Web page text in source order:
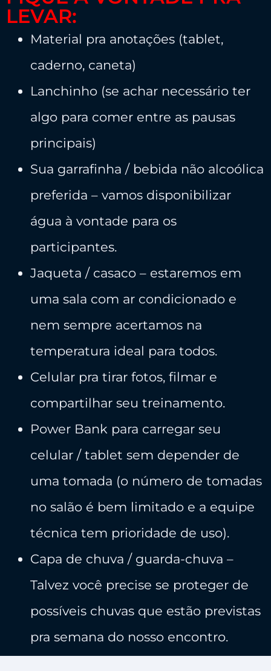
LEVAR:
Material pra anotações (tablet,
caderno, caneta)
Lanchinho (se achar necessário ter
algo para comer entre as pausas
principais)
Sua garrafinha / bebida não alcoólica
preferida – vamos disponibilizar
água à vontade para os
participantes.
Jaqueta / casaco – estaremos em
uma sala com ar condicionado e
nem sempre acertamos na
temperatura ideal para todos.
​Celular pra tirar fotos, filmar e
compartilhar seu treinamento.
​Power Bank para carregar seu
celular / tablet sem depender de
uma tomada (o número de tomadas
no salão é bem limitado e a equipe
técnica tem prioridade de uso).
​Capa de chuva / guarda-chuva –
Talvez você precise se proteger de
possíveis chuvas que estão previstas
pra semana do nosso encontro.